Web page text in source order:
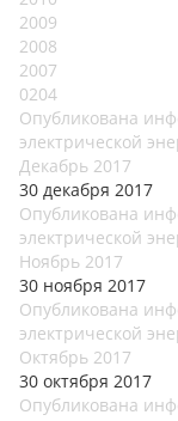
2009
2008
2007
0204
Опубликована
электрической
Декабрь 2017
30 декабря 2017
Опубликована
электрической
Ноябрь 2017
30 ноября 2017
Опубликована
электрической
Октябрь 2017
30 октября 2017
Опубликована